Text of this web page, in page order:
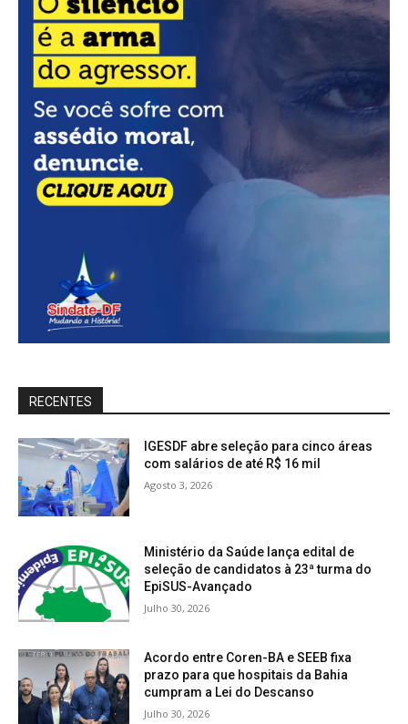
RECENTES
IGESDF abre seleção para cinco áreas
com salários de até R$ 16 mil
Agosto 3, 2026
Ministério da Saúde lança edital de
seleção de candidatos à 23ª turma do
EpiSUS-Avançado
Julho 30, 2026
Acordo entre Coren-BA e SEEB fixa
prazo para que hospitais da Bahia
cumpram a Lei do Descanso
Julho 30, 2026